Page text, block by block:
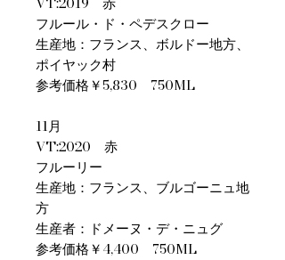
フルール・ド・ペデスクロー
生産地：フランス、ボルドー地方、
ポイヤック村
参考価格￥5,830 750ML
11月
VT:2020 赤
フルーリー
生産地：フランス、ブルゴーニュ地
方
生産者：ドメーヌ・デ・ニュグ
参考価格￥4,400 750ML